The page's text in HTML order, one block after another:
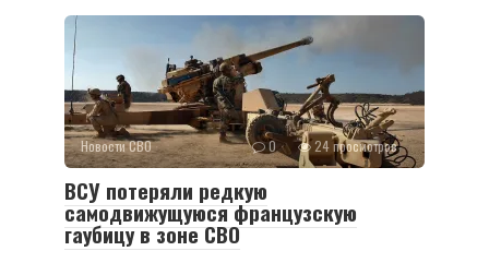
Новости СВО 0 24 просмотров
ВСУ потеряли редкую
самодвижущуюся французскую
гаубицу в зоне СВО